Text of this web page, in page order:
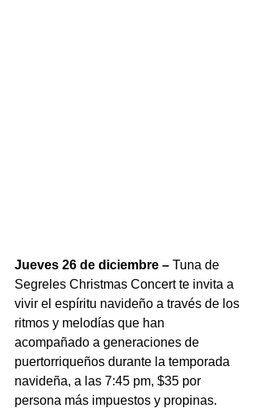
Jueves 26 de diciembre – Tuna de
Segreles Christmas Concert te invita a
vivir el espíritu navideño a través de los
ritmos y melodías que han
acompañado a generaciones de
puertorriqueños durante la temporada
navideña, a las 7:45 pm, $35 por
persona más impuestos y propinas.